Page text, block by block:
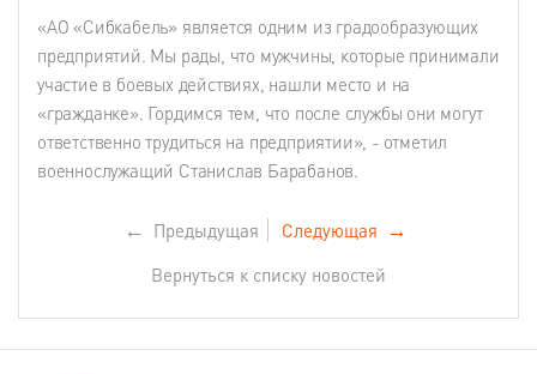
«АО «Сибкабель» является одним из градообразующих
предприятий. Мы рады, что мужчины, которые принимали
участие в боевых действиях, нашли место и на
«гражданке». Гордимся тем, что после службы они могут
ответственно трудиться на предприятии», - отметил
военнослужащий Станислав Барабанов.
← Предыдущая Следующая →
Вернуться к списку новостей